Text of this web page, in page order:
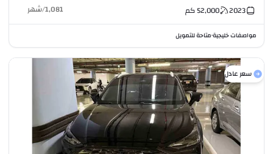
2023
52,000كم 1,081
/شهر
مواصفات خليجية•متاحة للتمويل
سعر عادل